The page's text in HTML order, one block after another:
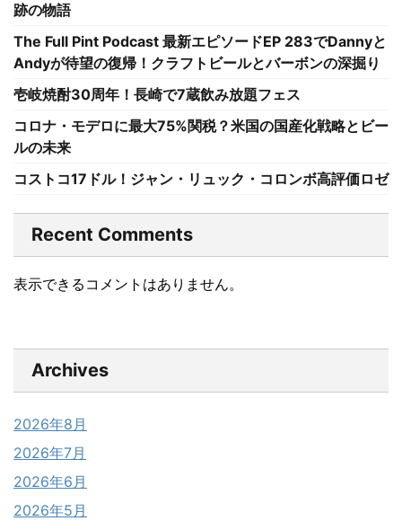
跡の物語
The Full Pint Podcast 最新エピソードEP 283でDannyと
Andyが待望の復帰！クラフトビールとバーボンの深掘り
壱岐焼酎30周年！長崎で7蔵飲み放題フェス
コロナ・モデロに最大75%関税？米国の国産化戦略とビー
ルの未来
コストコ17ドル！ジャン・リュック・コロンボ高評価ロゼ
Recent Comments
表示できるコメントはありません。
Archives
2026年8月
2026年7月
2026年6月
2026年5月